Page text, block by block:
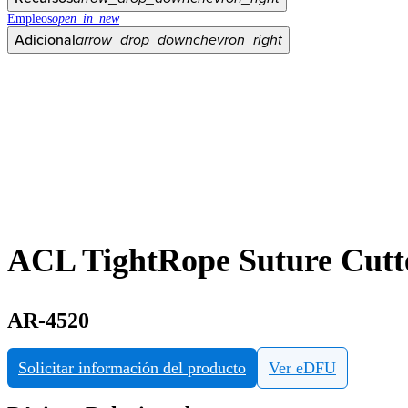
Empleosopen_in_new
Adicionalarrow_drop_downchevron_right
ACL TightRope Suture
AR-4520
Solicitar información del producto Ver eDFU